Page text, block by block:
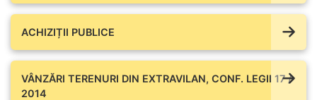
ACHIZIȚII PUBLICE
VÂNZĂRI TERENURI DIN EXTRAVILAN, CONF. LEGII 17 /
2014